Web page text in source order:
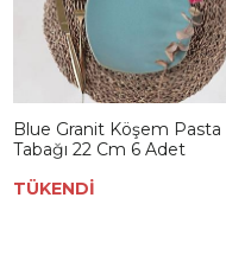
Blue Granit Köşem Pasta
Tabağı 22 Cm 6 Adet
TÜKENDİ